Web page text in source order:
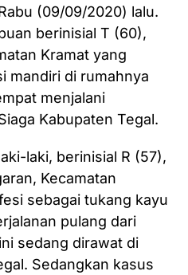
(09/09/2020) lalu.
berinisial T (60),
Kramat yang
mandiri di rumahnya
menjalani
Kabupaten Tegal.
laki, berinisial R (57),
Kecamatan
sebagai tukang kayu
pulang dari
sedang dirawat di
Sedangkan kasus